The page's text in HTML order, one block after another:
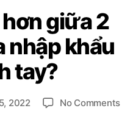
giữa 2
nhập khẩu
tay?
2022 No Commentson